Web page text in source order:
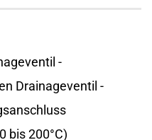
-
Drainageventil -
bis 200°C)